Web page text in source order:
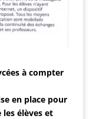
à compter
en place pour
élèves et